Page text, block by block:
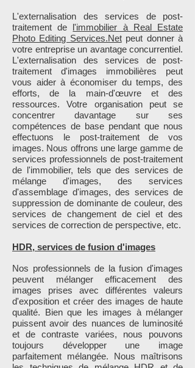
L'externalisation des services de post-
traitement de l'immobilier à Real Estate
Photo Editing Services.Netpeut donner à
votre entreprise un avantage concurrentiel.
L'externalisation des services de post-
traitement d'images immobilières peut
vous aider à économiser du temps, des
efforts, de la main-d'œuvre et des
ressources. Votre organisation peut se
concentrer davantage sur ses
compétences de base pendant que nous
effectuons le post-traitement de vos
images. Nous offrons une large gamme de
services professionnels de post-traitement
de l'immobilier, tels que des services de
mélange d'images, des services
d'assemblage d'images, des services de
suppression de dominante de couleur, des
services de changement de ciel et des
services de correction de perspective, etc.
HDR, services de fusion d'images
Nos professionnels de la fusion d'images
peuvent mélanger efficacement des
images prises avec différentes valeurs
d'exposition et créer des images de haute
qualité. Bien que les images à mélanger
puissent avoir des nuances de luminosité
et de contraste variées, nous pouvons
toujours développer une image
parfaitement mélangée. Nous maîtrisons